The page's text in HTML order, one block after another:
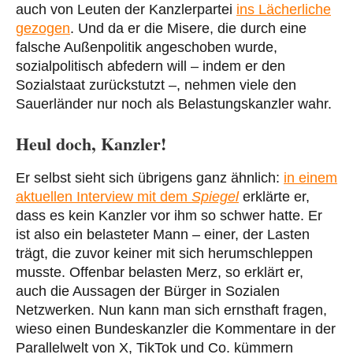
auch von Leuten der Kanzlerpartei ins Lächerliche
gezogen. Und da er die Misere, die durch eine
falsche Außenpolitik angeschoben wurde,
sozialpolitisch abfedern will – indem er den
Sozialstaat zurückstutzt –, nehmen viele den
Sauerländer nur noch als Belastungskanzler wahr.
Heul doch, Kanzler!
Er selbst sieht sich übrigens ganz ähnlich: in einem
aktuellen Interview mit dem Spiegelerklärte er,
dass es kein Kanzler vor ihm so schwer hatte. Er
ist also ein belasteter Mann – einer, der Lasten
trägt, die zuvor keiner mit sich herumschleppen
musste. Offenbar belasten Merz, so erklärt er,
auch die Aussagen der Bürger in Sozialen
Netzwerken. Nun kann man sich ernsthaft fragen,
wieso einen Bundeskanzler die Kommentare in der
Parallelwelt von X, TikTok und Co. kümmern